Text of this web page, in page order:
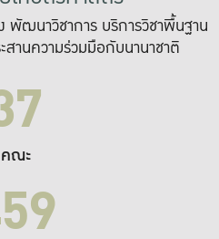
ฒนาวิชาการ บริการวิชาพื้นฐาน
สานความร่วมมือกับนานาชาติ
คณะ